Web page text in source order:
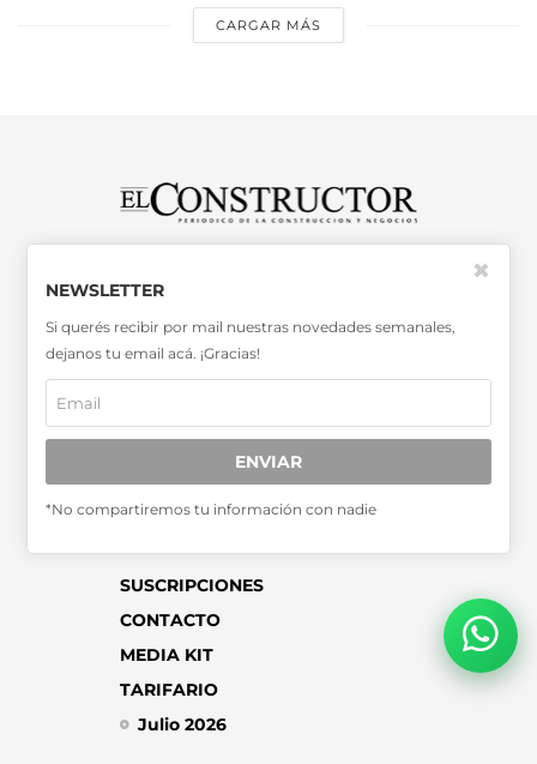
CARGAR MÁS
OTRAS PUBLICACIONES >>
ADEPA
SUSCRIPCIONES
CONTACTO
MEDIA KIT
TARIFARIO
Julio 2026
NEWSLETTER
Si querés recibir por mail nuestras novedades semanales,
dejanos tu email acá. ¡Gracias!
ENVIAR
*No compartiremos tu información con nadie
✖